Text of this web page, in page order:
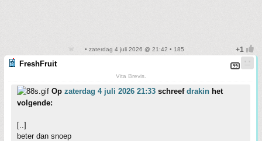
• zaterdag 4 juli 2026 @ 21:42 • 185
FreshFruit
Vita Brevis.
Op zaterdag 4 juli 2026 21:33 schreef drakin het
volgende:
[..]
beter dan snoep